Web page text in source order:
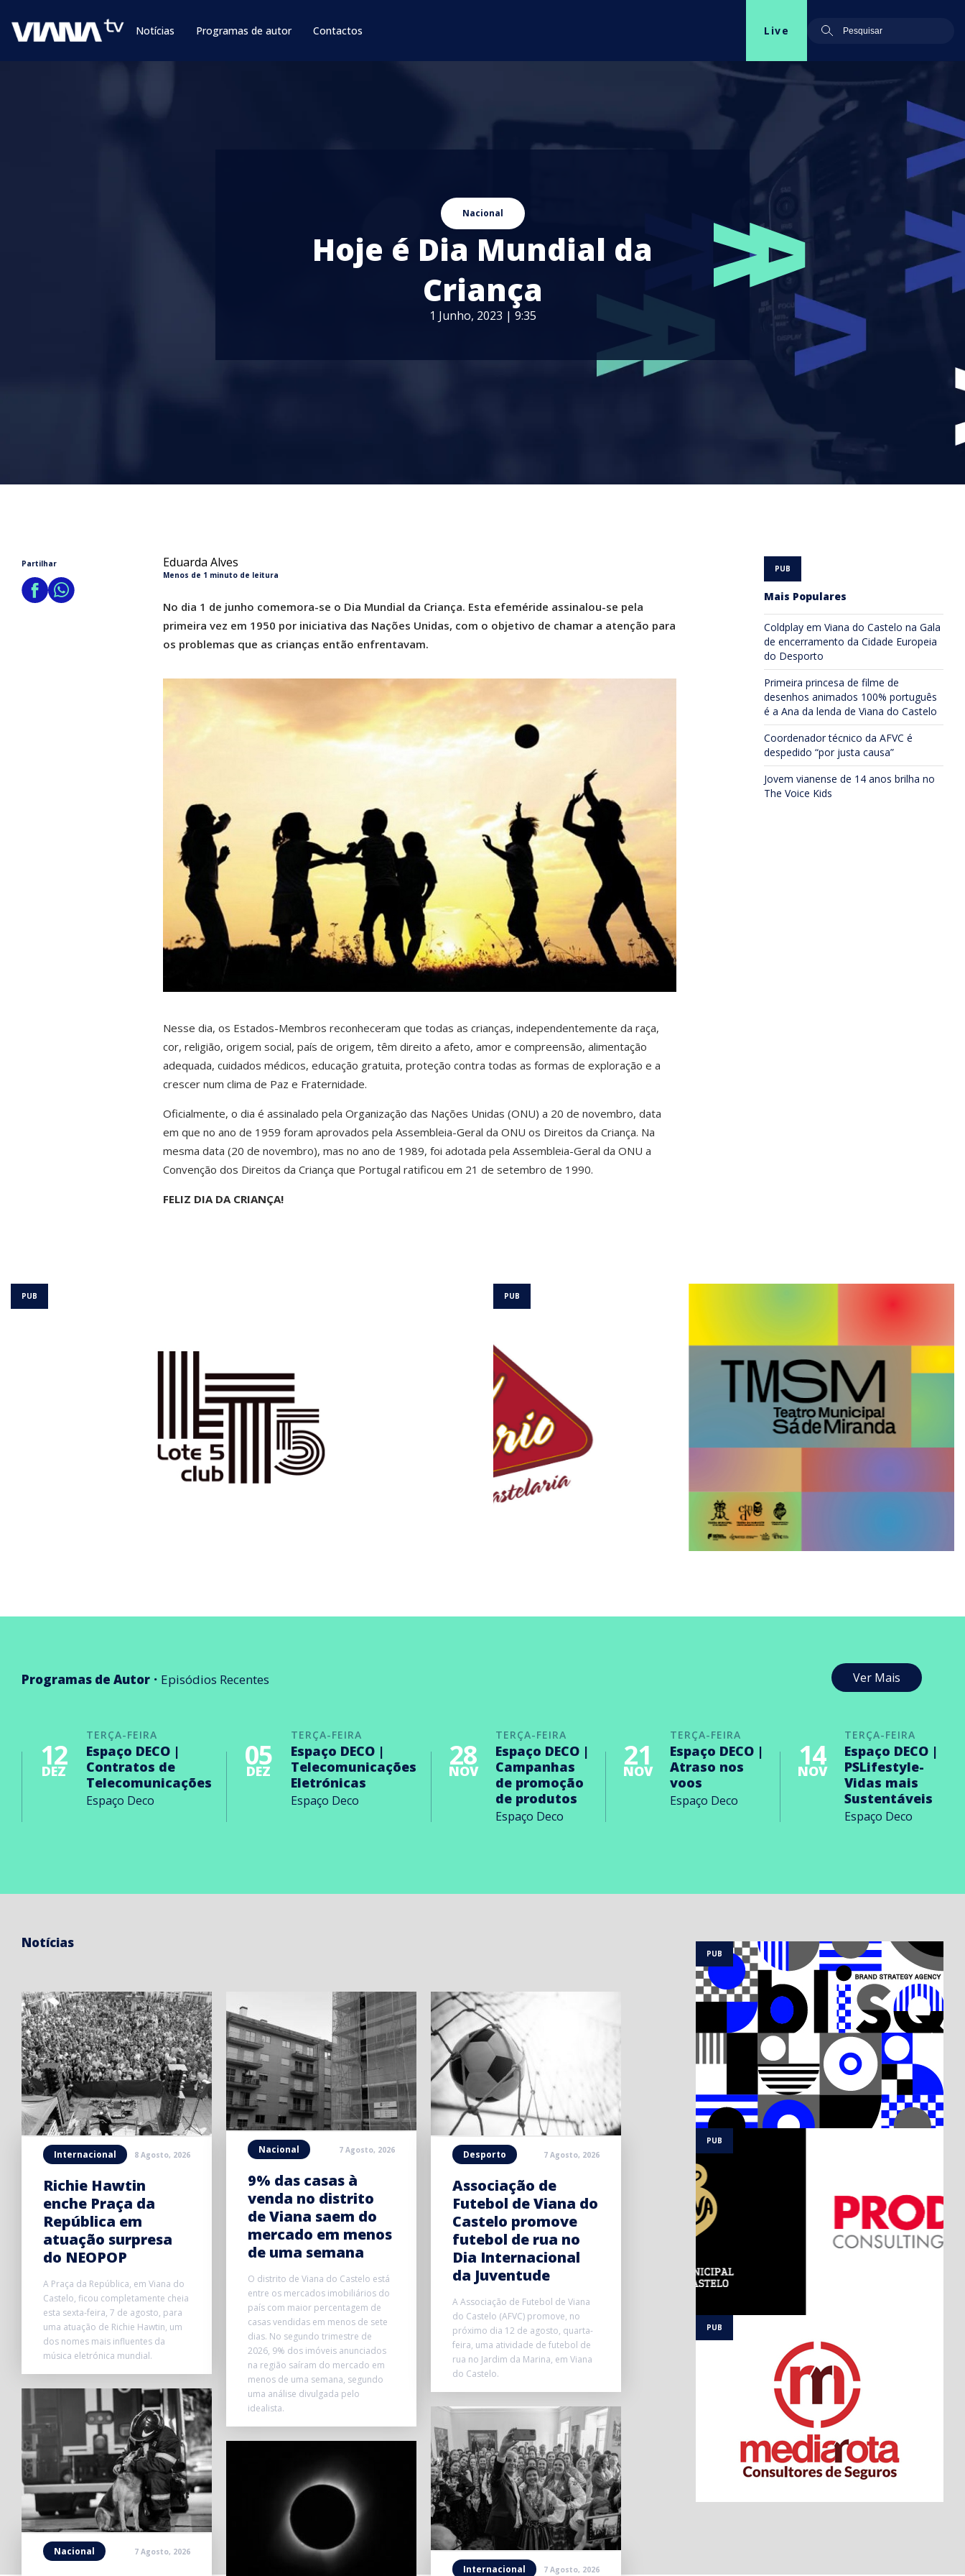
Notícias Programas de autor Contactos Live
Nacional
Hoje é Dia Mundial da
Criança
1 Junho, 2023 | 9:35
Partilhar Eduarda Alves
Menos de 1 minuto de leitura
No dia 1 de junho comemora-se o Dia Mundial da Criança. Esta efeméride assinalou-se pela
primeira vez em 1950 por iniciativa das Nações Unidas, com o objetivo de chamar a atenção para
os problemas que as crianças então enfrentavam.
Nesse dia, os Estados-Membros reconheceram que todas as crianças, independentemente da raça,
cor, religião, origem social, país de origem, têm direito a afeto, amor e compreensão, alimentação
adequada, cuidados médicos, educação gratuita, proteção contra todas as formas de exploração e a
crescer num clima de Paz e Fraternidade.
Oficialmente, o dia é assinalado pela Organização das Nações Unidas (ONU) a 20 de novembro, data
em que no ano de 1959 foram aprovados pela Assembleia-Geral da ONU os Direitos da Criança. Na
mesma data (20 de novembro), mas no ano de 1989, foi adotada pela Assembleia-Geral da ONU a
Convenção dos Direitos da Criança que Portugal ratificou em 21 de setembro de 1990.
FELIZ DIA DA CRIANÇA!
Mais Populares
Coldplay em Viana do Castelo na Gala
de encerramento da Cidade Europeia
do Desporto
Primeira princesa de filme de
desenhos animados 100% português
é a Ana da lenda de Viana do Castelo
Coordenador técnico da AFVC é
despedido “por justa causa”
Jovem vianense de 14 anos brilha no
The Voice Kids
Programas de Autor Episódios Recentes Ver Mais
TERÇA-FEIRA
12
DEZ
Espaço DECO |
Contratos de
Telecomunicações
Espaço Deco
TERÇA-FEIRA
05
DEZ
Espaço DECO |
Telecomunicações
Eletrónicas
Espaço Deco
TERÇA-FEIRA
28
NOV
Espaço DECO |
Campanhas
de promoção
de produtos
Espaço Deco
TERÇA-FEIRA
21
NOV
Espaço DECO |
Atraso nos
voos
Espaço Deco
TERÇA-FEIRA
14
NOV
Espaço DECO |
PSLifestyle-
Vidas mais
Sustentáveis
Espaço Deco
Notícias
Internacional 8 Agosto, 2026
Richie Hawtin
enche Praça da
República em
atuação surpresa
do NEOPOP
A Praça da República, em Viana do
Castelo, ficou completamente cheia
esta sexta-feira, 7 de agosto, para
uma atuação de Richie Hawtin, um
dos nomes mais influentes da
música eletrónica mundial.
Nacional 7 Agosto, 2026
Nacional 7 Agosto, 2026
9% das casas à
venda no distrito
de Viana saem do
mercado em menos
de uma semana
O distrito de Viana do Castelo está
entre os mercados imobiliários do
país com maior percentagem de
casas vendidas em menos de sete
dias. No segundo trimestre de
2026, 9% dos imóveis anunciados
na região saíram do mercado em
menos de uma semana, segundo
uma análise divulgada pelo
idealista.
Desporto 7 Agosto, 2026
Associação de
Futebol de Viana do
Castelo promove
futebol de rua no
Dia Internacional
da Juventude
A Associação de Futebol de Viana
do Castelo (AFVC) promove, no
próximo dia 12 de agosto, quarta-
feira, uma atividade de futebol de
rua no Jardim da Marina, em Viana
do Castelo.
Internacional 7 Agosto, 2026